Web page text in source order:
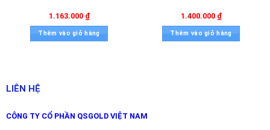
– Loại B: ±2.5 (℃)
Kích thước: 214mm×89mm×340mm
Catalog
QSGOLD hướng dẫn sử dụng chi tiết
1.163.000 ₫
Thêm vào giỏ hàng
1.400.000 ₫
Thêm vào giỏ hàng
LIÊN HỆ
CÔNG TY CỔ PHẦN QSGOLD VIỆT NAM